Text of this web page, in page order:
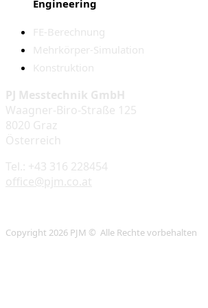
Engineering
FE-Berechnung
Mehrkörper-Simulation
Konstruktion
PJ Messtechnik GmbH
Waagner-Biro-Straße 125
8020 Graz
Österreich
Tel.: +43 316 228454
office@pjm.co.at
Copyright 2026 PJM © Alle Rechte vorbehalten